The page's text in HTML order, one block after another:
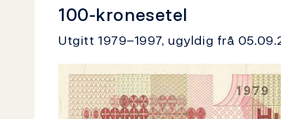
100-kronesetel
Utgitt 1979–1997, ugyldig frå